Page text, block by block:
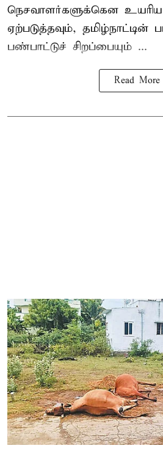
நெசவாளர்களுக்கென
ஏற்படுத்தவும், தமிழ்நாட்டின்
பண்பாட்டுச் சிறப்பையும் ...
Read More